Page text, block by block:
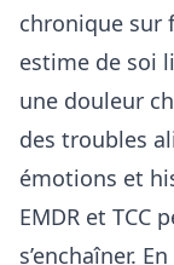
chronique sur
estime de soi
une douleur
des troubles
émotions et
EMDR et TCC
s’enchaîner.